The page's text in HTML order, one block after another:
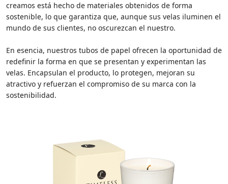
creamos está hecho de materiales obtenidos de forma
sostenible, lo que garantiza que, aunque sus velas iluminen el
mundo de sus clientes, no oscurezcan el nuestro.
En esencia, nuestros tubos de papel ofrecen la oportunidad de
redefinir la forma en que se presentan y experimentan las
velas. Encapsulan el producto, lo protegen, mejoran su
atractivo y refuerzan el compromiso de su marca con la
sostenibilidad.